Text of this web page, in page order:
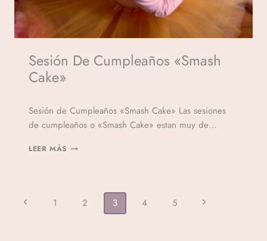
Sesión De Cumpleaños «Smash
Cake»
Veronicamulio
Sesión de Cumpleaños «Smash Cake» Las sesiones
de cumpleaños o «Smash Cake» estan muy de…
LEER MÁS
1 2 3 4 5